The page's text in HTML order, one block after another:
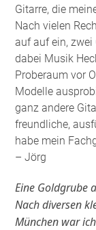
Gitarre, die
Nach vielen
auf auf ein,
dabei Musik
Proberaum vor
Modelle
ganz andere
freundliche,
habe mein
– Jörg
Eine Goldgrube
Nach diversen
München war